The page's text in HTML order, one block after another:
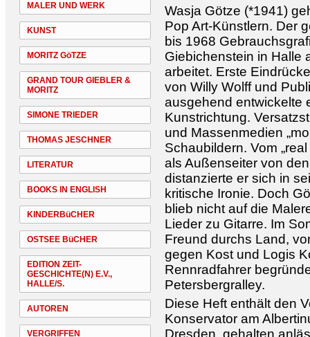
MALER UND WERK
KUNST
MORITZ GöTZE
GRAND TOUR GIEBLER &
MORITZ
SIMONE TRIEDER
THOMAS JESCHNER
LITERATUR
BOOKS IN ENGLISH
KINDERBüCHER
OSTSEE BüCHER
EDITION ZEIT-
GESCHICHTE(N) E.V.,
HALLE/S.
AUTOREN
VERGRIFFEN
Wasja Götze (*1941)
Pop Art-Künstlern. Der
bis 1968
Giebichenstein in Halle
arbeitet. Erste
von Willy Wolff und
ausgehend entwickelte
Kunstrichtung.
und Massenmedien
Schaubildern. Vom
als Außenseiter von
distanzierte er sich in
kritische Ironie. Doch
blieb nicht auf die
Lieder zu Gitarre. Im
Freund durchs Land,
gegen Kost und Logis
Rennradfahrer
Petersbergralley.
Diese Heft enthält den
Konservator am
Dresden, gehalten